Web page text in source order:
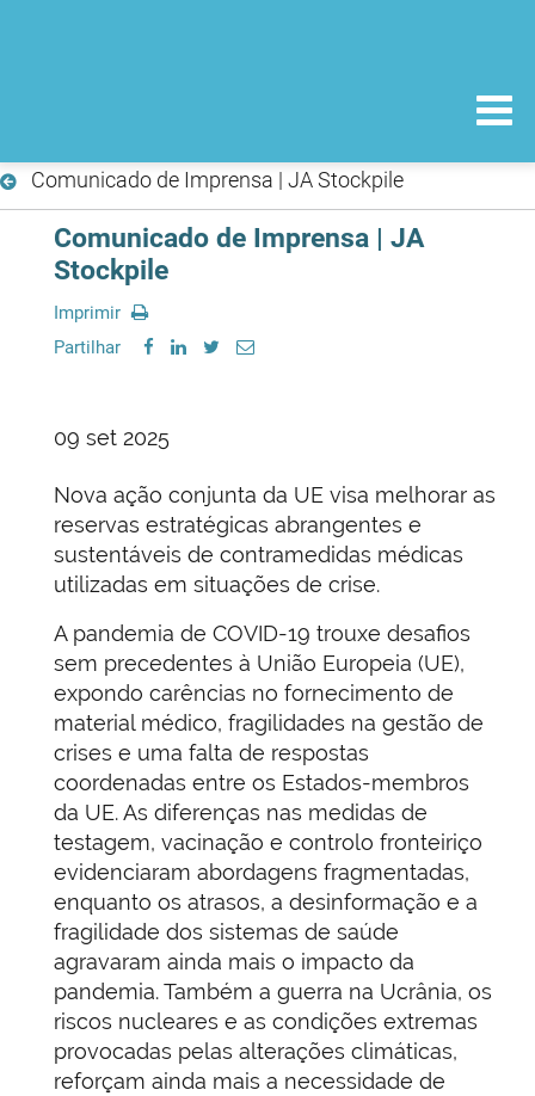
Comunicado de Imprensa | JA Stockpile
Comunicado de Imprensa | JA
Stockpile
Imprimir
Partilhar
09 set 2025
Nova ação conjunta da UE visa melhorar as
reservas estratégicas abrangentes e
sustentáveis de contramedidas médicas
utilizadas em situações de crise.
A pandemia de COVID-19 trouxe desafios
sem precedentes à União Europeia (UE),
expondo carências no fornecimento de
material médico, fragilidades na gestão de
crises e uma falta de respostas
coordenadas entre os Estados-membros
da UE. As diferenças nas medidas de
testagem, vacinação e controlo fronteiriço
evidenciaram abordagens fragmentadas,
enquanto os atrasos, a desinformação e a
fragilidade dos sistemas de saúde
agravaram ainda mais o impacto da
pandemia. Também a guerra na Ucrânia, os
riscos nucleares e as condições extremas
provocadas pelas alterações climáticas,
reforçam ainda mais a necessidade de